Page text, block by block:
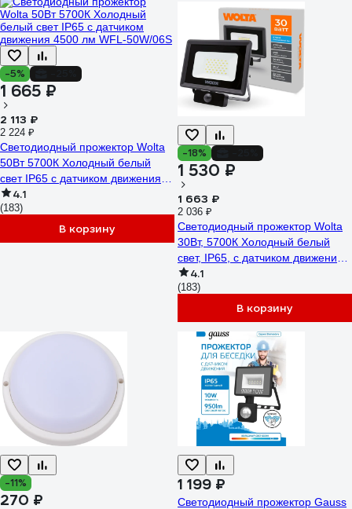
-5%
1 665 ₽
2 113 ₽
2 224 ₽
Светодиодный прожектор Wolta
50Вт 5700К Холодный белый
свет IP65 с датчиком движения
4500 лм WFL-50W/06S
4.1
(183)
В корзину
-18%
1 530 ₽
1 663 ₽
2 036 ₽
Светодиодный прожектор Wolta
30Вт, 5700К Холодный белый
свет, IP65, с датчиком движения
2700 лм WFL-30W/06S
4.1
(183)
В корзину
-11%
270 ₽
1 199 ₽
Светодиодный прожектор Gauss